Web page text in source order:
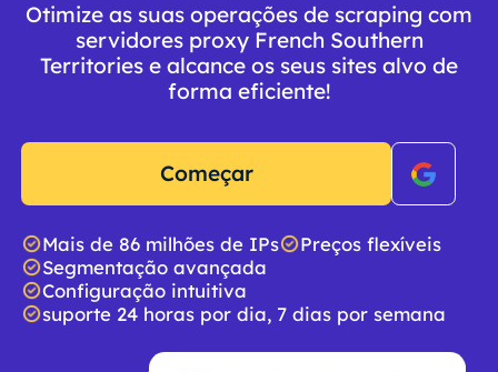
Otimize as suas operações de scraping com
servidores proxy French Southern
Territories e alcance os seus sites alvo de
forma eficiente!
Começar
Mais de 86 milhões de IPs
Preços flexíveis
Segmentação avançada
Configuração intuitiva
suporte 24 horas por dia, 7 dias por semana